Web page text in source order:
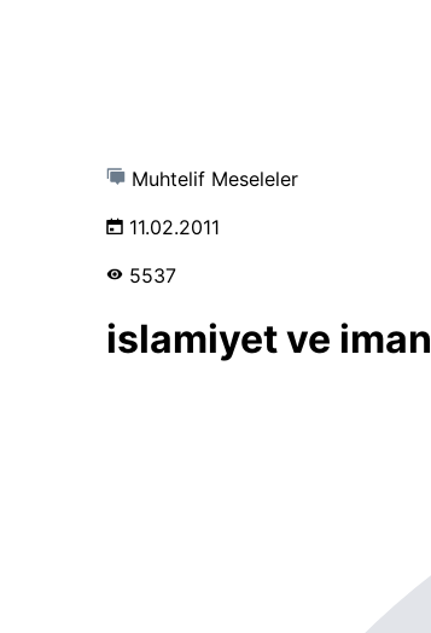
Muhtelif Meseleler
11.02.2011
5537
islamiyet ve iman